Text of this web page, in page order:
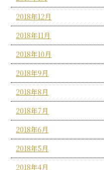
2018年12月
2018年11月
2018年10月
2018年9月
2018年8月
2018年7月
2018年6月
2018年5月
2018年4月